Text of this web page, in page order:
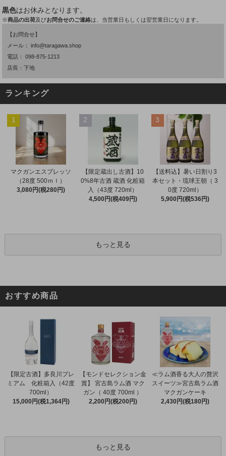
黒色はお休みとなります。
※商品の出荷及びお問合せのご連絡は、当営業日もしくは翌営業日になります。
【お問合せ】
メール：info@taragawa.shop
電話：098-875-1213
店長：下地
ランキング
1
マクガンエスプレッソ
（28度 500ｍｌ）
3,080円(税280円)
2
【限定蔵出し古酒】10
0%8年古酒 蔵酒 化粧箱
入（43度 720ml）
4,500円(税409円)
3
【送料込】暑い日割り3
本セット・琉球王朝（ 3
0度 720ml）
5,900円(税536円)
もっと見る
おすすめ商品
【限定古酒】多良川プレ
ミアム 化粧箱入（42度
700ml）
15,000円(税1,364円)
【モンドセレクション金
賞】 宮古島ラム酒 マク
ガン（ 40度 700ml ）
2,200円(税200円)
≪ラム酒香る大人の贅沢
スイーツ≫宮古島ラム酒
マクガンケーキ
2,430円(税180円)
もっと見る